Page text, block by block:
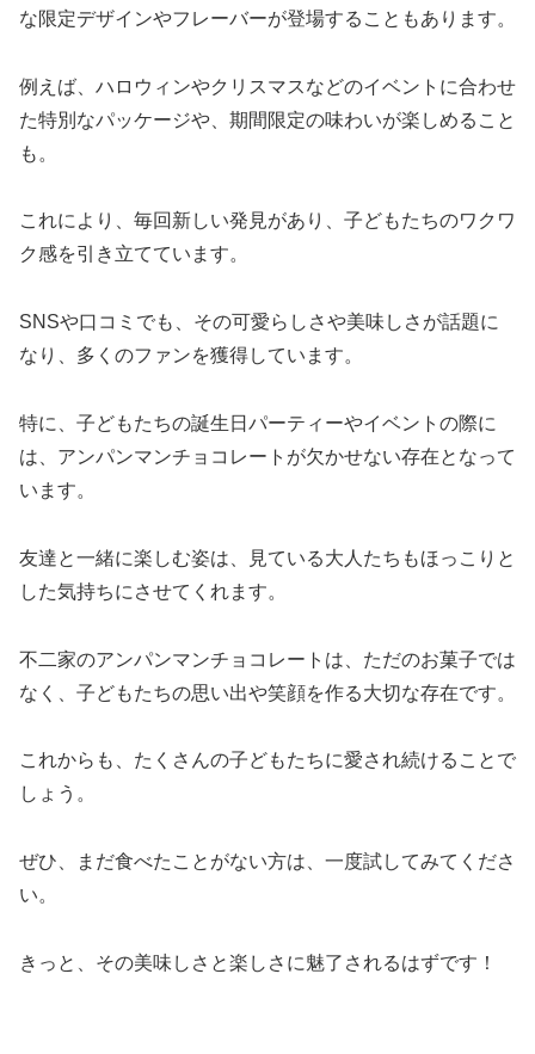
な限定デザインやフレーバーが登場することもあります。
例えば、ハロウィンやクリスマスなどのイベントに合わせ
た特別なパッケージや、期間限定の味わいが楽しめること
も。
これにより、毎回新しい発見があり、子どもたちのワクワ
ク感を引き立てています。
SNSや口コミでも、その可愛らしさや美味しさが話題に
なり、多くのファンを獲得しています。
特に、子どもたちの誕生日パーティーやイベントの際に
は、アンパンマンチョコレートが欠かせない存在となって
います。
友達と一緒に楽しむ姿は、見ている大人たちもほっこりと
した気持ちにさせてくれます。
不二家のアンパンマンチョコレートは、ただのお菓子では
なく、子どもたちの思い出や笑顔を作る大切な存在です。
これからも、たくさんの子どもたちに愛され続けることで
しょう。
ぜひ、まだ食べたことがない方は、一度試してみてくださ
い。
きっと、その美味しさと楽しさに魅了されるはずです！